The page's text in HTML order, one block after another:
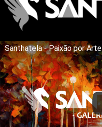
Santhatela - Paixão por Arte